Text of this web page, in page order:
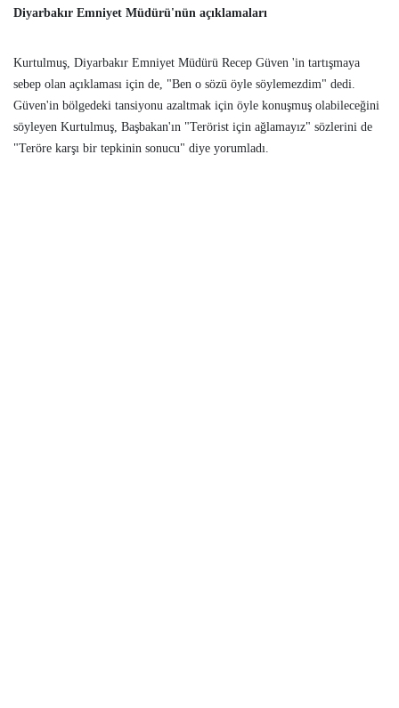
Diyarbakır Emniyet Müdürü'nün açıklamaları
Kurtulmuş, Diyarbakır Emniyet Müdürü Recep Güven 'in tartışmaya
sebep olan açıklaması için de, "Ben o sözü öyle söylemezdim" dedi.
Güven'in bölgedeki tansiyonu azaltmak için öyle konuşmuş olabileceğini
söyleyen Kurtulmuş, Başbakan'ın "Terörist için ağlamayız" sözlerini de
"Teröre karşı bir tepkinin sonucu" diye yorumladı.